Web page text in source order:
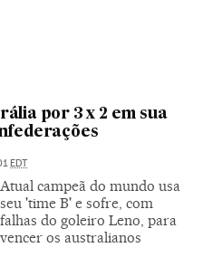
por 3 x 2 em sua
EDT
Atual campeã do mundo usa
seu 'time B' e sofre, com
falhas do goleiro Leno, para
vencer os australianos